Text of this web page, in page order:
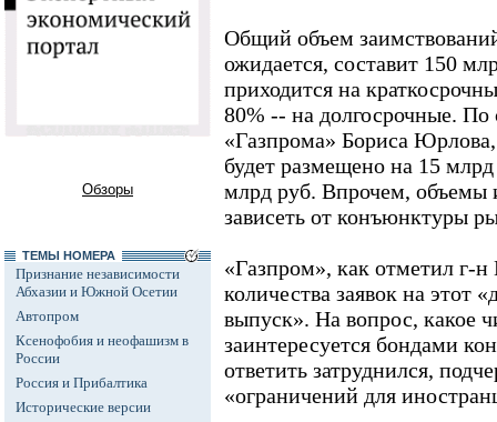
Обзоры
ТЕМЫ НОМЕРА
Признание независимости
Абхазии и Южной Осетии
Автопром
Ксенофобия и неофашизм в
России
Россия и Прибалтика
Исторические версии
Общий объем
ожидается, составит 150
приходится на
80% -- на долгосрочные. По
«Газпрома» Бориса
будет размещено на 15
млрд руб. Впрочем, объемы
зависеть от конъюнктуры
«Газпром», как отметил г-
количества заявок на этот
выпуск». На вопрос, какое
заинтересуется бондами
ответить затруднился,
«ограничений для